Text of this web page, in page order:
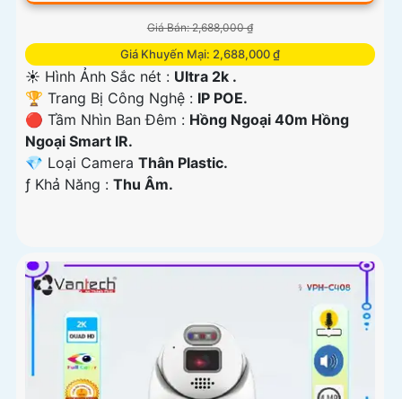
Giá Bán: 2,688,000 ₫
Giá Khuyến Mại: 2,688,000 ₫
☀️ Hình Ảnh Sắc nét : Ultra 2k .
🏆 Trang Bị Công Nghệ : IP POE.
🔴 Tầm Nhìn Ban Đêm : Hồng Ngoại 40m Hồng
Ngoại Smart IR.
💎 Loại Camera Thân Plastic.
️ƒ Khả Năng : Thu Âm.